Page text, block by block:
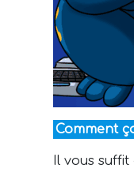
Comment
Il vous